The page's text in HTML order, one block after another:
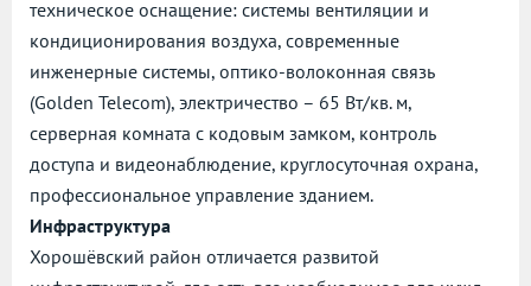
техническое оснащение: системы вентиляции и
кондиционирования воздуха, современные
инженерные системы, оптико-волоконная связь
(Golden Telecom), электричество – 65 Вт/кв. м,
серверная комната с кодовым замком, контроль
доступа и видеонаблюдение, круглосуточная охрана,
профессиональное управление зданием.
Инфраструктура
Хорошёвский район отличается развитой